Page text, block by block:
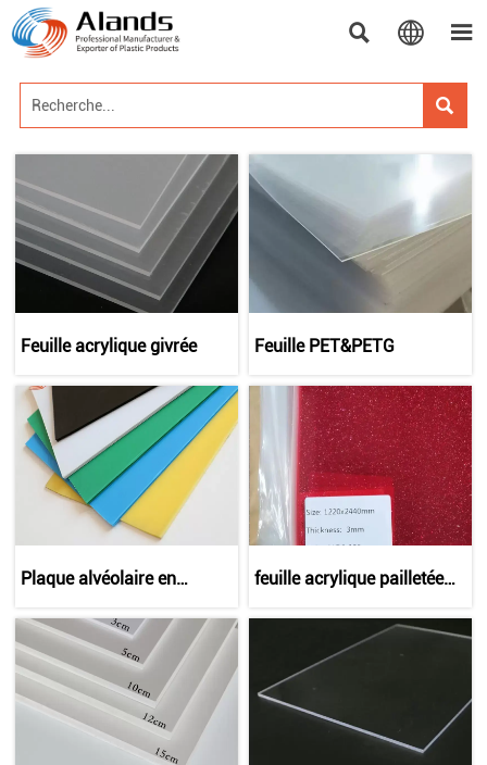
  

Feuille acrylique givrée Feuille PET&PETG
Plaque alvéolaire en
feuille acrylique pailletée